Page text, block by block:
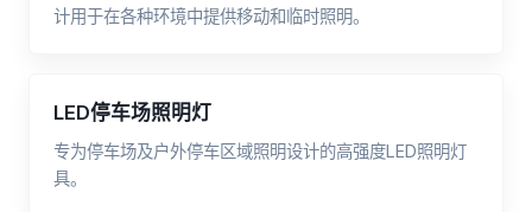
计用于在各种环境中提供移动和临时照明。
LED停车场照明灯
专为停车场及户外停车区域照明设计的高强度LED照明灯
具。